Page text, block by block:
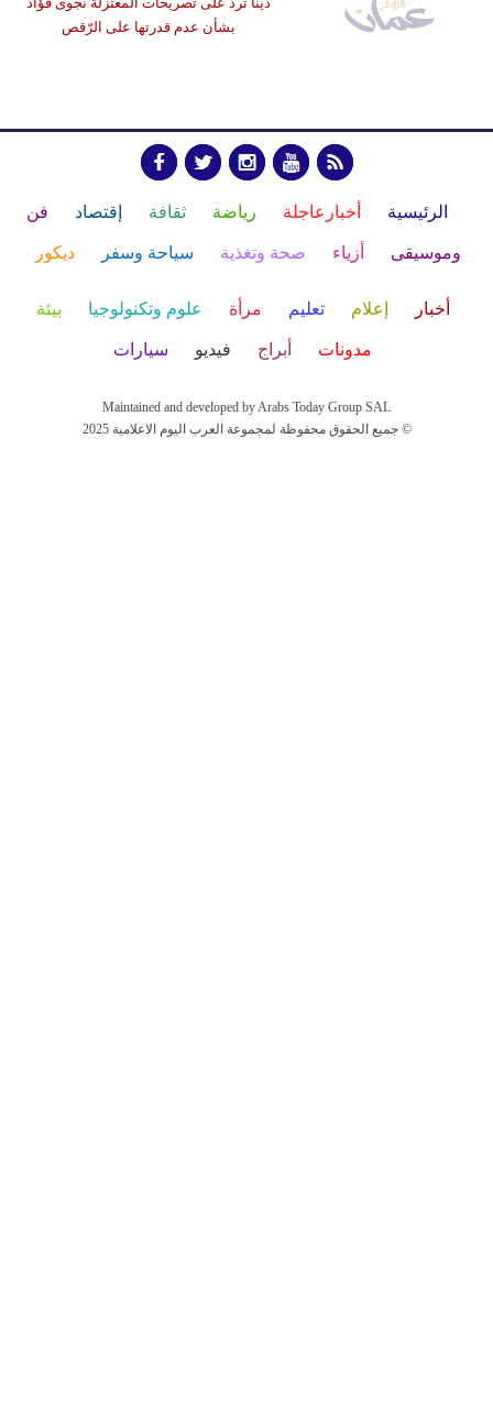
بشأن عدم قدرتها على الرّقص
الرئيسية أخبارعاجلة رياضة ثقافة إقتصاد فن
وموسيقى أزياء صحة وتغذية سياحة وسفر ديكور
أخبار إعلام تعليم مرأة علوم وتكنولوجيا بيئة
مدونات أبراج فيديو سيارات
Maintained and developed by Arabs Today Group SAL
جميع الحقوق محفوظة لمجموعة العرب اليوم الاعلامية 2025 ©